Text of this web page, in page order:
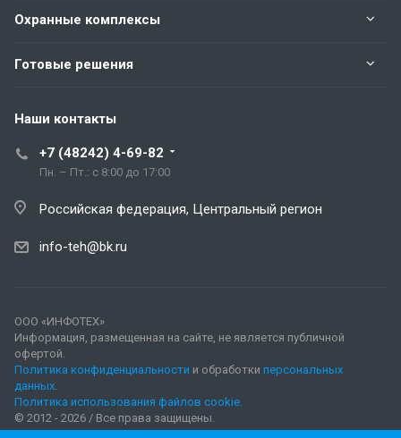
Охранные комплексы
Готовые решения
Наши контакты
+7 (48242) 4-69-82
Пн. – Пт.: с 8:00 до 17:00
Российская федерация, Центральный регион
info-teh@bk.ru
ООО «ИНФОТЕХ»
Информация, размещенная на сайте, не является публичной
офертой.
Политика конфиденциальности и обработки персональных
данных.
Политика использования файлов cookie.
© 2012 - 2026 / Все права защищены.